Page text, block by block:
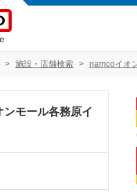
施設・店舗検索 namcoイオ
モール各務原イ